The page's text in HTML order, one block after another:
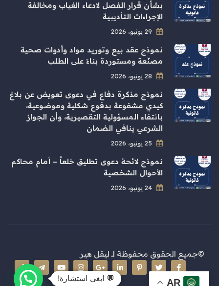
بشأن قرار الفصل لادعاء الغياب ومخالفة
الإجراءات التأديبية
نموذج عقد بيع وتوريد مواد وأدوات صحية
مصنّعة ومستوردة بناءً على الطلب
نموذج مذكرة دفاع في دعوى تعويض عن بلاغ
كيدي مشفوعة بدفوع شكلية وموضوعية،
بانتفاء المسؤولية التقصيرية، وأن الجواز
الشرعي ينافي الضمان
نموذج لائحة دعوى تطليق خلعاً – أمام محاكم
الأحوال الشخصية
©جميع الحقوق محفوظة لـ ليقل هير
AR 💬 ابغى استشارة!